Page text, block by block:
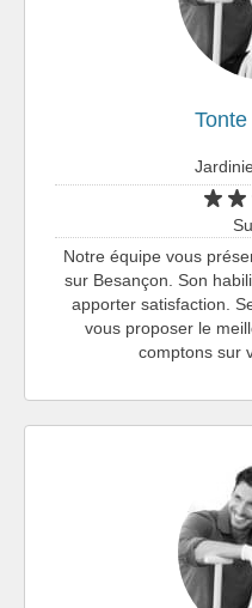
Notre équipe vous
sur Besançon. Son
apporter satisfaction.
vous proposer le
comptons sur